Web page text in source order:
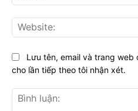
Lưu tên, email và trang
cho lần tiếp theo tôi nhận xét.